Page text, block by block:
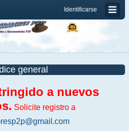
Identificarse
general
a nuevos
Solicite registro a